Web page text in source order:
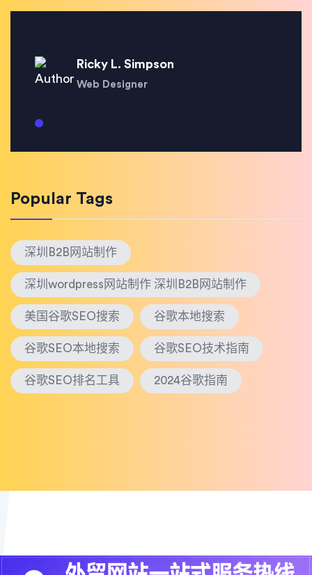
Ricky L. Simpson
Web Designer
Popular Tags
深圳B2B网站制作
深圳wordpress网站制作 深圳B2B网站制作
美国谷歌SEO搜索 谷歌本地搜索
谷歌SEO本地搜索 谷歌SEO技术指南
谷歌SEO排名工具 2024谷歌指南